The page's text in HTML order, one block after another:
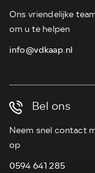
Ons vriendelijke
om u te helpen
info@vdkaap.nl
Bel ons
Neem snel contact
op
0594 641 285